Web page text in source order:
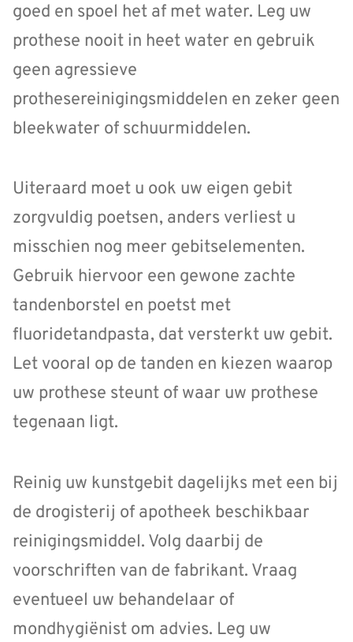
goed en spoel het af met water. Leg uw
prothese nooit in heet water en gebruik
geen agressieve
prothesereinigingsmiddelen en zeker geen
bleekwater of schuurmiddelen.
Uiteraard moet u ook uw eigen gebit
zorgvuldig poetsen, anders verliest u
misschien nog meer gebitselementen.
Gebruik hiervoor een gewone zachte
tandenborstel en poetst met
fluoridetandpasta, dat versterkt uw gebit.
Let vooral op de tanden en kiezen waarop
uw prothese steunt of waar uw prothese
tegenaan ligt.
Reinig uw kunstgebit dagelijks met een bij
de drogisterij of apotheek beschikbaar
reinigingsmiddel. Volg daarbij de
voorschriften van de fabrikant. Vraag
eventueel uw behandelaar of
mondhygiënist om advies. Leg uw